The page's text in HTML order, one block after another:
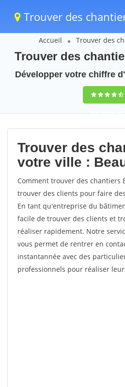
Trouver des
Accueil Trouver des
Trouver des
Développer votre chiffre
9,5(100%)50
votes
Trouver des
votre ville :
Comment trouver des chantiers
trouver des clients pour faire
En tant qu'entreprise du
facile de trouver des clients et
réaliser rapidement. Notre
vous permet de rentrer en
instantannée avec des
professionnels pour réaliser